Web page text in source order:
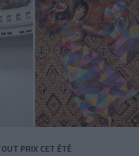
PRIX CET ÉTÉ